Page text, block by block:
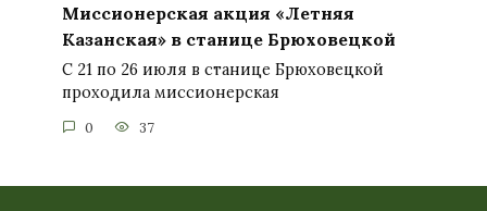
Миссионерская акция «Летняя
Казанская» в станице Брюховецкой
С 21 по 26 июля в станице Брюховецкой
проходила миссионерская
0 37